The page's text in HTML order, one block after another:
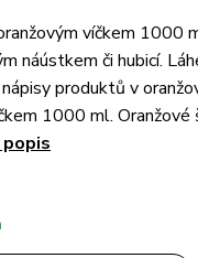
víčkem 1000
náústkem či hubicí.
produktů v
1000 ml. Oranžové